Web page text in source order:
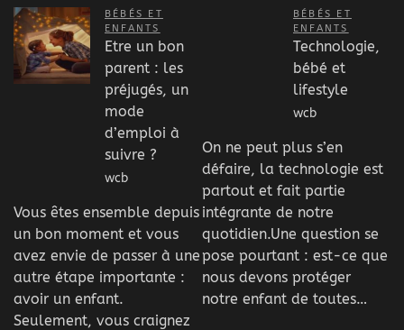
BÉBÉS ET
ENFANTS
Etre un bon
parent : les
préjugés, un
mode
d’emploi à
suivre ?
wcb
Vous êtes ensemble depuis
un bon moment et vous
avez envie de passer à une
autre étape importante :
avoir un enfant.
Seulement, vous craignez
BÉBÉS ET
ENFANTS
Technologie,
bébé et
lifestyle
wcb
On ne peut plus s’en
défaire, la technologie est
partout et fait partie
intégrante de notre
quotidien.Une question se
pose pourtant : est-ce que
nous devons protéger
notre enfant de toutes…